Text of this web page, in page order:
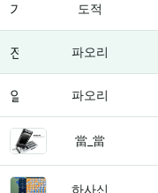
도적
(1)
파오리
파오리
폴더본좌
當_當
하사신